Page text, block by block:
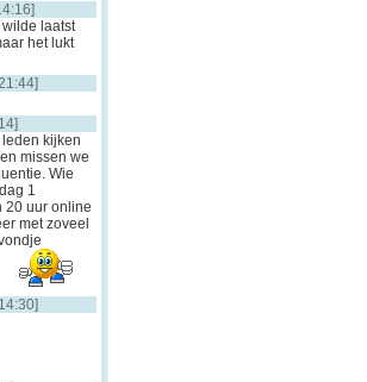
laatst
het lukt
kijken
missen we
Wie
1
20 uur online
met zoveel